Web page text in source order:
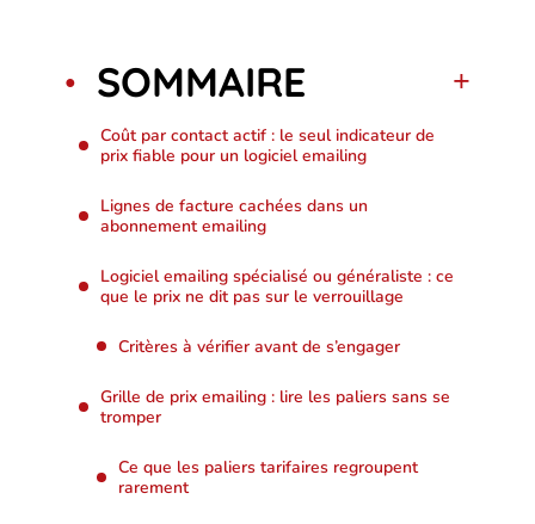
SOMMAIRE
Coût par contact actif : le seul indicateur de
prix fiable pour un logiciel emailing
Lignes de facture cachées dans un
abonnement emailing
Logiciel emailing spécialisé ou généraliste : ce
que le prix ne dit pas sur le verrouillage
Critères à vérifier avant de s’engager
Grille de prix emailing : lire les paliers sans se
tromper
Ce que les paliers tarifaires regroupent
rarement